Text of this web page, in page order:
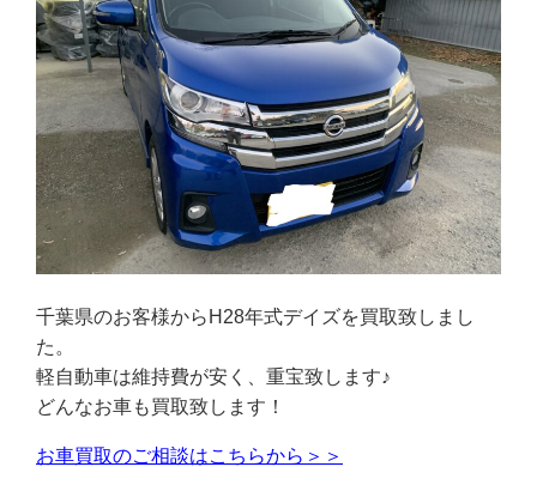
千葉県のお客様からH28年式デイズを買取致しまし
た。
軽自動車は維持費が安く、重宝致します♪
どんなお車も買取致します！
お車買取のご相談はこちらから＞＞